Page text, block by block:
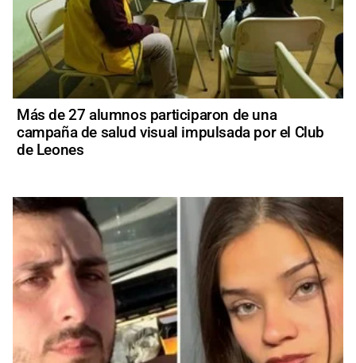
Más de 27 alumnos participaron de una
campaña de salud visual impulsada por el Club
de Leones